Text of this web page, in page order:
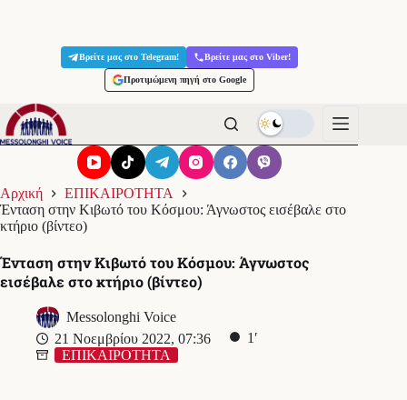
Βρείτε μας στο Telegram! Βρείτε μας στο Viber!
Προτιμώμενη πηγή στο Google
Αρχική
ΕΠΙΚΑΙΡΟΤΗΤΑ
Ένταση στην Κιβωτό του Κόσμου: Άγνωστος εισέβαλε στο
κτήριο (βίντεο)
Ένταση στην Κιβωτό του Κόσμου: Άγνωστος
εισέβαλε στο κτήριο (βίντεο)
Messolonghi Voice
21 Νοεμβρίου 2022, 07:36
1′
ΕΠΙΚΑΙΡΟΤΗΤΑ